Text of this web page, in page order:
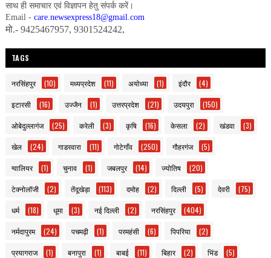
साथ ही समाचार एवं विज्ञापन हेतु संपर्क करें।
Email - care.newsexpress18@gmail.com
मो.- 9425467957, 9301524242,
TAGS
नरसिंहपुर (10) मध्यप्रदेश (11) अयोध्या (1) इंदौर (4)
इटारसी (16) उज्जैन (1) उत्तरप्रदेश (21) उदयपुरा (150)
ओबेदुल्लागंज (25) करेली (3) कृषि (16) केसला (2) खंडवा (3)
खेल (24) गाडरवारा (11) गोटेगाँव (250) गौहरगंज (5)
ग्वालियर (1) चुनाव (1) जबलपुर (14) ज्योतिष (20)
टेक्नोलॉजी (2) तेंदूखेड़ा (113) दमोह (2) दिल्ली (5) देवरी (75)
धर्म (18) धूमा (3) नई दिल्ली (2) नरसिंहपुर (404)
नर्मदापुरम (24) पचमढ़ी (1) परमहंसी (6) पिपरिया (2)
प्रयागराज (1) बनापुरा (1) बाबई (11) बिहार (2) भिंड (5)